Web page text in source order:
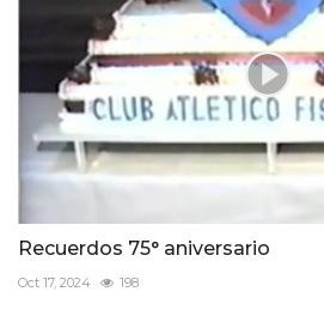
Recuerdos 75° aniversario
Oct 17, 2024 198